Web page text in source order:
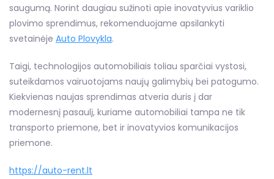
saugumą. Norint daugiau sužinoti apie inovatyvius variklio
plovimo sprendimus, rekomenduojame apsilankyti
svetainėje Auto Plovykla.
Taigi, technologijos automobiliais toliau sparčiai vystosi,
suteikdamos vairuotojams naujų galimybių bei patogumo.
Kiekvienas naujas sprendimas atveria duris į dar
modernesnį pasaulį, kuriame automobiliai tampa ne tik
transporto priemone, bet ir inovatyvios komunikacijos
priemone.
https://auto-rent.lt